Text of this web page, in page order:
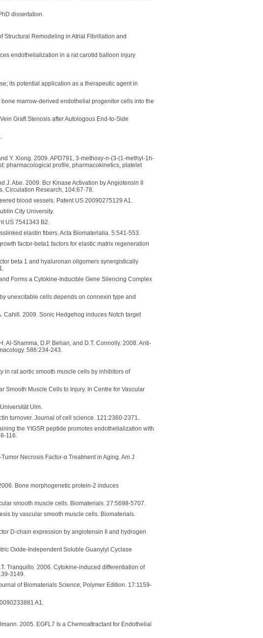
dissertation.
Structural Remodeling in Atrial Fibrillation and
endothelialization in a rat carotid balloon injury
its potential application as a therapeutic agent in
bone marrow-derived endothelial progenitor cells into the
Graft Stenosis after Autologous End-to-Side
Y. Xiong. 2009. APD791, 3-methoxy-n-(3-(1-methyl-1h-
pharmacological profile, pharmacokinetics, platelet
J. Abe. 2009. Bcr Kinase Activation by Angiotensin II
Circulation Research, 104:67-78.
blood vessels. Patent US 20090275129 A1.
City University.
US 7541343 B2.
elastin fibers. Acta Biomaterialia. 5:541-553.
factor-beta1 factors for elastic matrix regeneration
beta 1 and hyaluronan oligomers synergistically
Forms a Cytokine-Inducible Gene Silencing Complex
unexcitable cells depends on connexin type and
Cahill. 2009. Sonic Hedgehog induces Notch target
Al-Shamma, D.P. Behan, and D.T. Connolly. 2008. Anti-
586:234-243.
in rat aortic smooth muscle cells by inhibitors of
Smooth Muscle Cells to Injury. In Centre for Vascular
Ulm.
turnover. Journal of cell science. 121:2360-2371.
the YIGSR peptide promotes endothelialization with
116.
Necrosis Factor-α Treatment in Aging. Am J
Bone morphogenetic protein-2 induces
smooth muscle cells. Biomaterials. 27:5698-5707.
by vascular smooth muscle cells. Biomaterials.
D-chain expression by angiotensin II and hydrogen
Oxide-Independent Soluble Guanylyl Cyclase
Tranquillo. 2006. Cytokine-induced differentiation of
3149.
of Biomaterials Science, Polymer Edition. 17:1159-
A1.
2005. EGFL7 Is a Chemoattractant for Endothelial